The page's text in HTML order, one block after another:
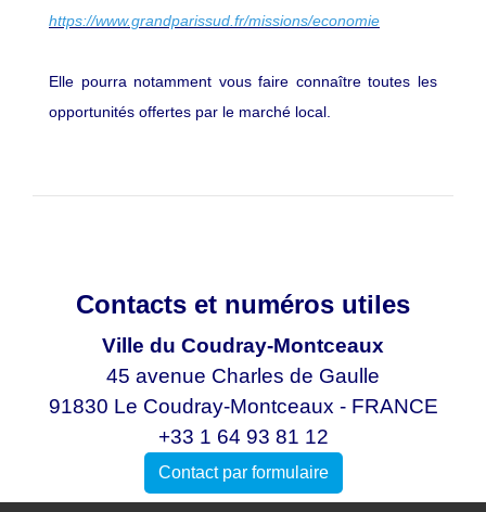
https://www.grandparissud.fr/missions/economie
Elle pourra notamment vous faire connaître toutes les
opportunités offertes par le marché local.
Contacts et numéros utiles
Ville du Coudray-Montceaux
45 avenue Charles de Gaulle
91830 Le Coudray-Montceaux - FRANCE
+33 1 64 93 81 12
Contact par formulaire